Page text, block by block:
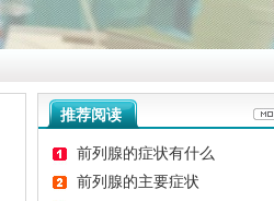
推荐阅读
前列腺的症状有什么
前列腺的主要症状